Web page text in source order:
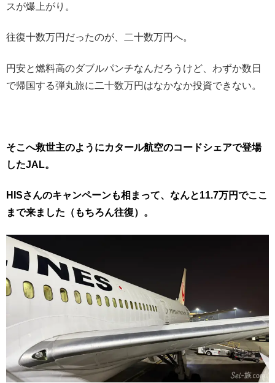
スが爆上がり。
往復十数万円だったのが、二十数万円へ。
円安と燃料高のダブルパンチなんだろうけど、わずか数日
で帰国する弾丸旅に二十数万円はなかなか投資できない。
そこへ救世主のようにカタール航空のコードシェアで登場
したJAL。
HISさんのキャンペーンも相まって、なんと11.7万円でここ
まで来ました（もちろん往復）。